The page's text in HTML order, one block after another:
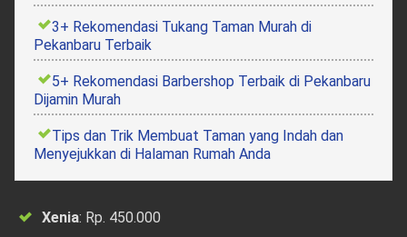
3+ Rekomendasi Tukang Taman Murah di
Pekanbaru Terbaik
5+ Rekomendasi Barbershop Terbaik di Pekanbaru
Dijamin Murah
Tips dan Trik Membuat Taman yang Indah dan
Menyejukkan di Halaman Rumah Anda
Xenia: Rp. 450.000